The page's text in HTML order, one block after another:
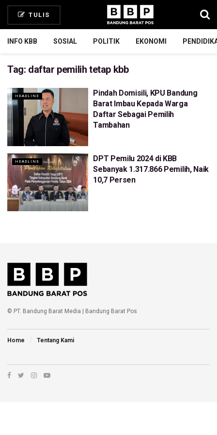
TULIS
INFO KBB SOSIAL POLITIK EKONOMI
Tag: daftar pemilih tetap kbb
HEADLINE
Pindah Domisili, KPU Bandung
Barat Imbau Kepada Warga
Daftar Sebagai Pemilih
Tambahan
HEADLINE
DPT Pemilu 2024 di KBB
Sebanyak 1.317.866 Pemilih, Naik
10,7 Persen
© PT. Bandung Barat Media | Bandung Barat Pos
Home Tentang Kami